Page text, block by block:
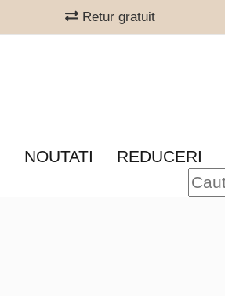
Retur gratuit
NOUTATI REDUCERI